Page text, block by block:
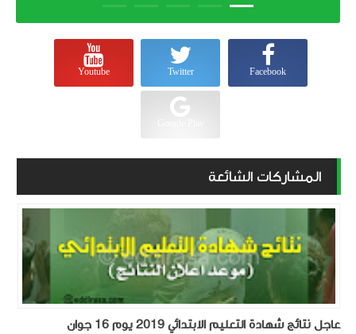
Facebook
Twitter
Youtube
المشاركات الشائعة
عاجل نتائج شهادة التعليم الابتدائي 2019 يوم 16 جوان